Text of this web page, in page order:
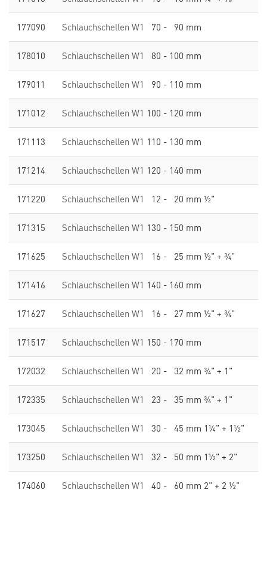
177090 Schlauchschellen W1 70 - 90 mm
178010 Schlauchschellen W1 80 - 100 mm
179011 Schlauchschellen W1 90 - 110 mm
171012 Schlauchschellen W1 100 - 120 mm
171113 Schlauchschellen W1 110 - 130 mm
171214 Schlauchschellen W1 120 - 140 mm
171220 Schlauchschellen W1 12 - 20 mm ½"
171315 Schlauchschellen W1 130 - 150 mm
171625 Schlauchschellen W1 16 - 25 mm ½" + ¾"
171416 Schlauchschellen W1 140 - 160 mm
171627 Schlauchschellen W1 16 - 27 mm ½" + ¾"
171517 Schlauchschellen W1 150 - 170 mm
172032 Schlauchschellen W1 20 - 32 mm ¾" + 1"
172335 Schlauchschellen W1 23 - 35 mm ¾" + 1"
173045 Schlauchschellen W1 30 - 45 mm 1¼" + 1½"
173250 Schlauchschellen W1 32 - 50 mm 1½" + 2"
174060 Schlauchschellen W1 40 - 60 mm 2" + 2 ½"